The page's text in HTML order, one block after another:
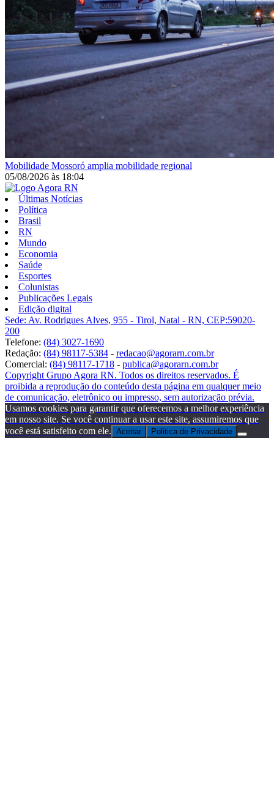
Mobilidade Mossoró amplia mobilidade regional
05/08/2026 às 18:04
Últimas Notícias
Política
Brasil
RN
Mundo
Economia
Saúde
Esportes
Colunistas
Publicações Legais
Edição digital
Sede: Av. Rodrigues Alves, 955 - Tirol, Natal - RN, CEP:59020-
200
Telefone: (84) 3027-1690
Redação: (84) 98117-5384 - redacao@agorarn.com.br
Comercial: (84) 98117-1718 - publica@agorarn.com.br
Copyright Grupo Agora RN. Todos os direitos reservados. É
proibida a reprodução do conteúdo desta página em qualquer meio
de comunicação, eletrônico ou impresso, sem autorização prévia.
Usamos cookies para garantir que oferecemos a melhor experiência
em nosso site. Se você continuar a usar este site, assumiremos que
você está satisfeito com ele. Aceitar Politica de Privacidade